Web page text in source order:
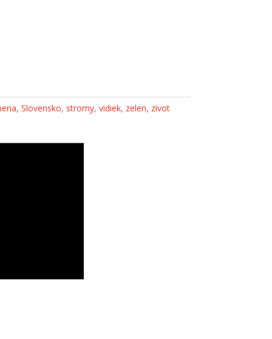
,Slovensko, stromy,vidiek, zelen, zivot